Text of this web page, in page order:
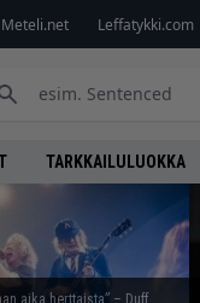
Meteli.net Leffatykki.com
TARKKAILULUOKKA
aika herttaista” – Duff